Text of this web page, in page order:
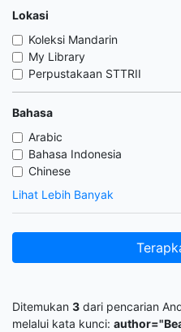
Lokasi
Koleksi Mandarin
My Library
Perpustakaan STTRII
Bahasa
Arabic
Bahasa Indonesia
Chinese
Lihat Lebih Banyak
Ditemukan 3 dari pencarian
melalui kata kunci: